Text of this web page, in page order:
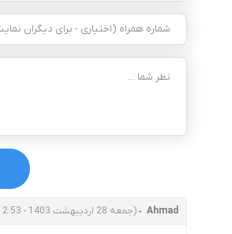
Ahmad (جمعه 28 اردیبهشت 1403 - 12:53)